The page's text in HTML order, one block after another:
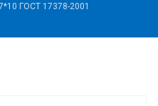
ГОСТ 17378-2001